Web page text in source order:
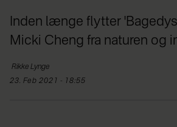
Inden længe flytter
Micki Cheng fra naturen og
Rikke Lynge
23. Feb 2021 - 18:55